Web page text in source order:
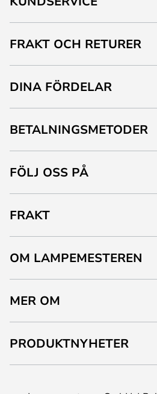
FRAKT OCH RETURER
DINA FÖRDELAR
BETALNINGSMETODER
FÖLJ OSS PÅ
FRAKT
OM LAMPEMESTEREN
MER OM
PRODUKTNYHETER